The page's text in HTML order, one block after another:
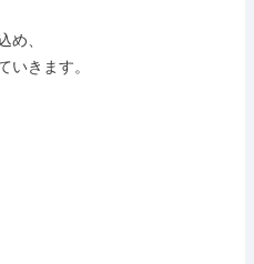
め、
いきます。